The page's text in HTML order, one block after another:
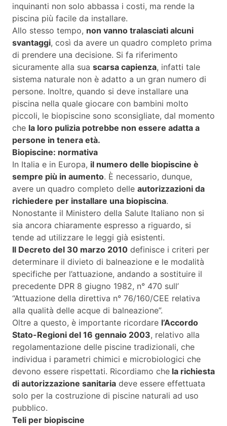
inquinanti non solo abbassa i costi, ma rende la
piscina più facile da installare.
Allo stesso tempo, non vanno tralasciati alcuni
svantaggi, così da avere un quadro completo prima
di prendere una decisione. Si fa riferimento
sicuramente alla sua scarsa capienza, infatti tale
sistema naturale non è adatto a un gran numero di
persone. Inoltre, quando si deve installare una
piscina nella quale giocare con bambini molto
piccoli, le biopiscine sono sconsigliate, dal momento
che la loro pulizia potrebbe non essere adatta a
persone in tenera età.
Biopiscine: normativa
In Italia e in Europa, il numero delle biopiscine è
sempre più in aumento. È necessario, dunque,
avere un quadro completo delle autorizzazioni da
richiedere per installare una biopiscina.
Nonostante il Ministero della Salute Italiano non si
sia ancora chiaramente espresso a riguardo, si
tende ad utilizzare le leggi già esistenti.
Il Decreto del 30 marzo 2010 definisce i criteri per
determinare il divieto di balneazione e le modalità
specifiche per l’attuazione, andando a sostituire il
precedente DPR 8 giugno 1982, n° 470 sull’
“Attuazione della direttiva n° 76/160/CEE relativa
alla qualità delle acque di balneazione”.
Oltre a questo, è importante ricordare l’Accordo
Stato-Regioni del 16 gennaio 2003, relativo alla
regolamentazione delle piscine tradizionali, che
individua i parametri chimici e microbiologici che
devono essere rispettati. Ricordiamo che la richiesta
di autorizzazione sanitaria deve essere effettuata
solo per la costruzione di piscine naturali ad uso
pubblico.
Teli per biopiscine